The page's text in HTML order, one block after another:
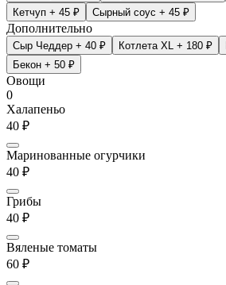
Кетчуп + 45 ₽ Сырный соус + 45 ₽
Дополнительно
Сыр Чеддер + 40 ₽ Котлета XL + 180 ₽
Бекон + 50 ₽
Овощи
0
Халапеньо
40 ₽
Маринованные огурчики
40 ₽
Грибы
40 ₽
Вяленые томаты
60 ₽